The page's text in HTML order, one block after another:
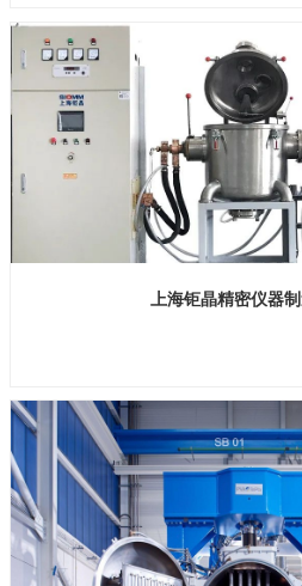
上海钜晶精密仪器
展位号：H1馆